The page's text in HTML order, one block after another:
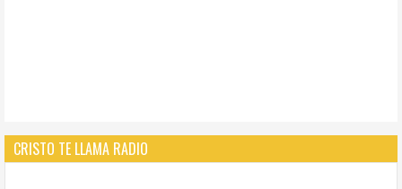
CRISTO TE LLAMA RADIO